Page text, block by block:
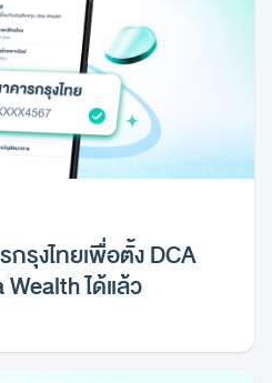
รุงไทยเพื่อตั้ง DCA
ได้แล้ว